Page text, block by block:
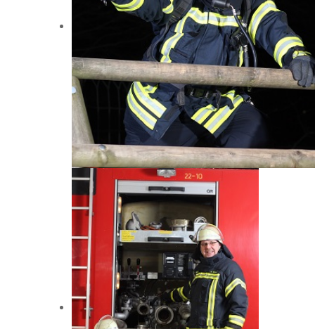
Bei uns ist für jeden was dabei:
...für Sportler!